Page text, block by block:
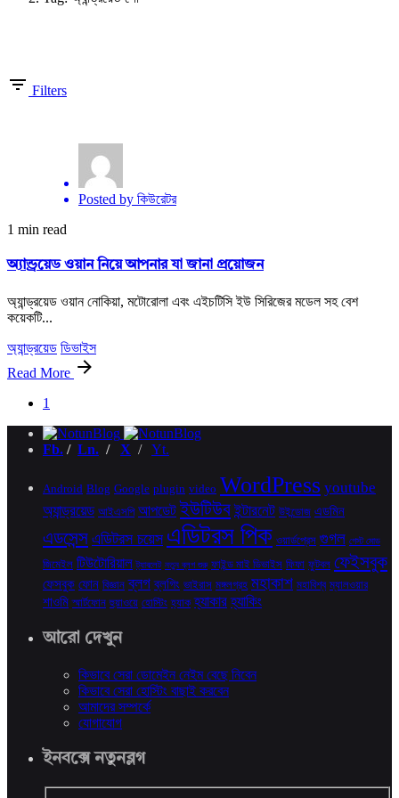
Filters
Posted by কিউরেটর
1 min read
অ্যান্ড্রয়েড ওয়ান নিয়ে আপনার যা জানা প্রয়োজন
অ্যান্ড্রয়েড ওয়ান নোকিয়া, মটোরোলা এবং এইচটিসি ইউ সিরিজের মডেল সহ বেশ
কয়েকটি...
অ্যান্ড্রয়েড ডিভাইস
Read More
1
Fb. / Ln. / X / Yt.
Android Blog Google plugin video WordPress youtube
অ্যান্ড্রয়েড আইএসপি আপডেট ইউটিউব ইন্টারনেট উইন্ডোজ এডমিন
এডসেন্স এডিটরস চয়েস এডিটরস পিক ওয়ার্ডপ্রেস গুগল গেস্ট মোড
জিমেইল টিউটোরিয়াল ট্যাবলেট নতুন ব্লগ শুরু ফাইন্ড মাই ডিভাইস ফিফা ফুটবল ফেইসবুক
ফেসবুক ফোন বিজ্ঞান ব্লগ ব্লগিং ভাইরাস মঙ্গলগ্রহ মহাকাশ মহাবিশ্ব ম্যালওয়ার
শাওমি স্মার্টফোন হুয়াওয়ে হোস্টিং হ্যাক হ্যাকার হ্যাকিং
আরো দেখুন
কিভাবে সেরা ডোমেইন নেইম বেছে নিবেন
কিভাবে সেরা হোস্টিং বাছাই করবেন
আমাদের সম্পর্কে
যোগাযোগ
ইনবক্সে নতুনব্লগ